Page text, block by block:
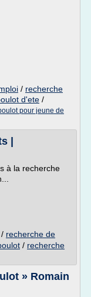
/ recherche
d'ete /
pour jeune de
|
à la recherche
recherche de
/ recherche
» Romain